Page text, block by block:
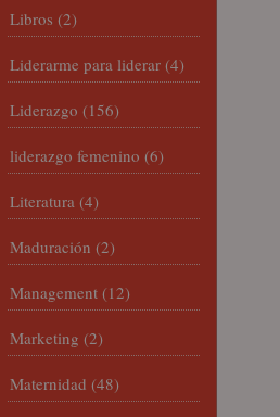
Libros (2)
Liderarme para liderar (4)
Liderazgo (156)
liderazgo femenino (6)
Literatura (4)
Maduración (2)
Management (12)
Marketing (2)
Maternidad (48)